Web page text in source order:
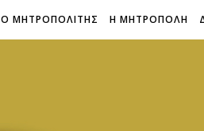
Ο ΜΗΤΡΟΠΟΛΙΤΗΣ Η ΜΗΤΡΟΠΟΛΗ